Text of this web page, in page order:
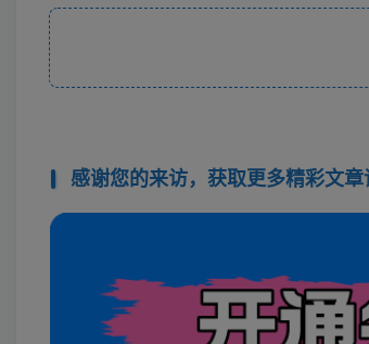
感谢您的来访，获取更多精彩文章